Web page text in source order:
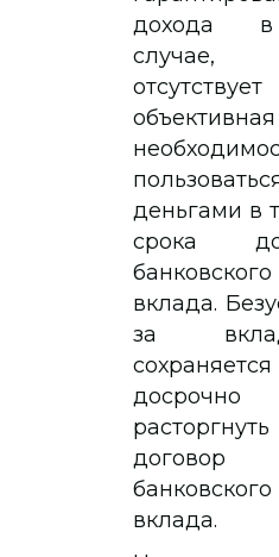
дохода
случае,
отсутствует
объективная
деньгами в
срока
банковского
вклада.
за
досрочно
расторгнуть
договор
банковского
вклада.